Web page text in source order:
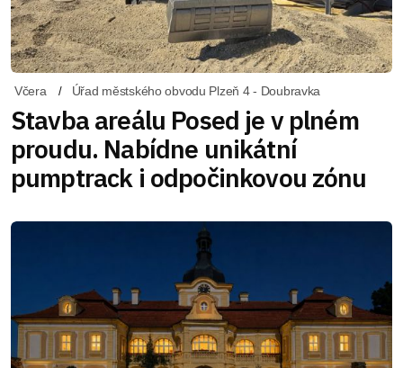
Včera Úřad městského obvodu Plzeň 4 - Doubravka
Stavba areálu Posed je v plném
proudu. Nabídne unikátní
pumptrack i odpočinkovou zónu